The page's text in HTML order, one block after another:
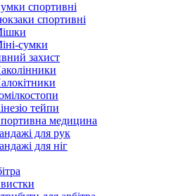
спортивні
спортивні
сумки
захист
тейпи
медицина
для рук
для ніг